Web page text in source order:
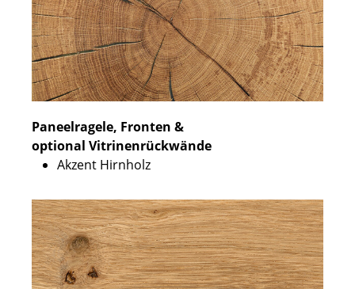
Paneelragele, Fronten &
optional Vitrinenrückwände
Akzent Hirnholz